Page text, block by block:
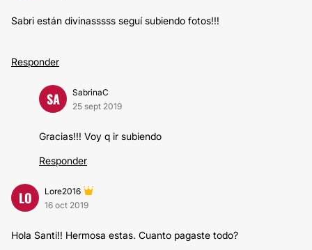
Sabri están divinasssss seguí subiendo fotos!!!
Responder
SA
SabrinaC
25 sept 2019
Gracias!!! Voy q ir subiendo
Responder
LO
Lore2016
16 oct 2019
Hola Santi!! Hermosa estas. Cuanto pagaste todo?